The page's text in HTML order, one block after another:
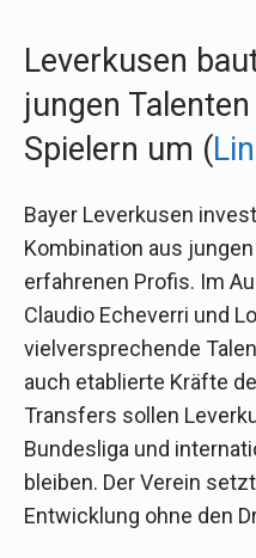
Leverkusen
jungen
Spielern um (
Bayer Leverkusen
Kombination aus
erfahrenen Profis. Im
Claudio Echeverri und
vielversprechende
auch etablierte Kräfte
Transfers sollen
Bundesliga und
bleiben. Der Verein
Entwicklung ohne den